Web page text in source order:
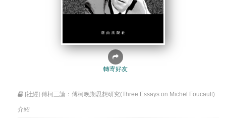
轉寄好友
[社經] 傅柯三論：傅柯晚期思想研究(Three Essays on Michel Foucault)
介紹